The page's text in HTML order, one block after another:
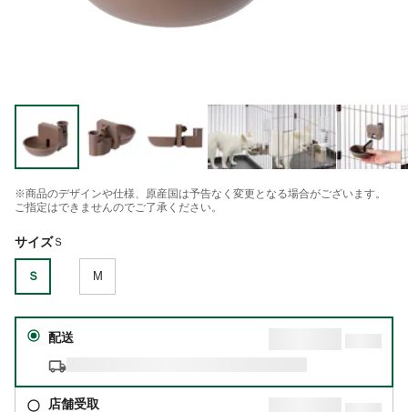
※商品のデザインや仕様、原産国は予告なく変更となる場合がございます。
ご指定はできませんのでご了承ください。
サイズＳ
Ｓ M
配送
店舗受取